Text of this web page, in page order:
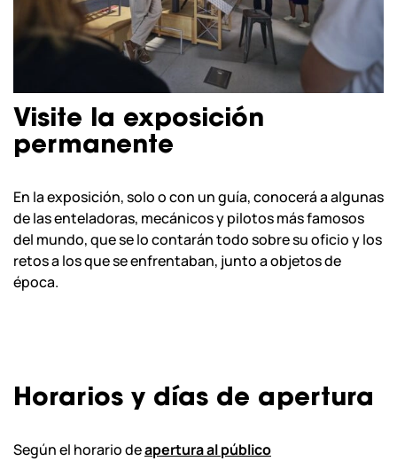
Visite la exposición
permanente
En la exposición, solo o con un guía, conocerá a algunas
de las enteladoras, mecánicos y pilotos más famosos
del mundo, que se lo contarán todo sobre su oficio y los
retos a los que se enfrentaban, junto a objetos de
época.
Horarios y días de apertura
Según el horario deapertura al público